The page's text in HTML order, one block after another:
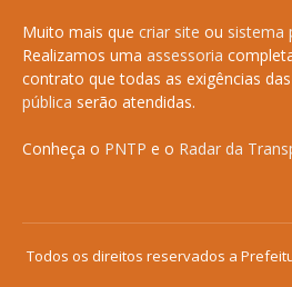
Muito mais que criar site ou sistema
Realizamos uma assessoria
contrato que todas as exigências das
pública serão atendidas.
Conheça o PNTP e o Radar da
Todos os direitos reservados a